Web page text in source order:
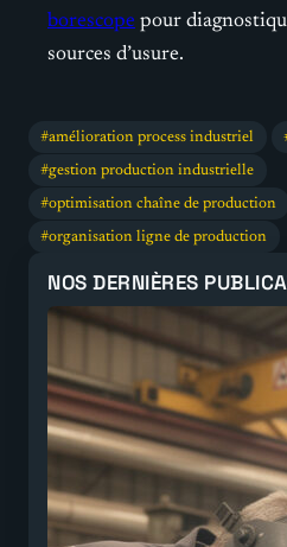
borescope pour
sources d’usure.
amélioration process industriel
gestion production industrielle
optimisation chaîne de production
organisation ligne de production
NOS DERNIÈRES